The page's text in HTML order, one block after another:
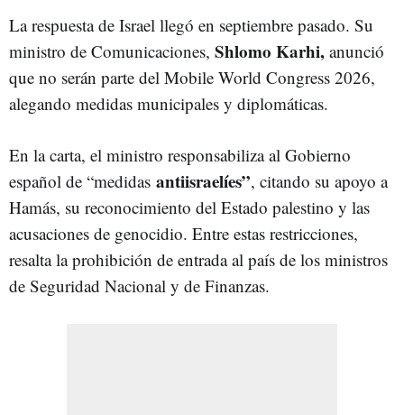
La respuesta de Israel llegó en septiembre pasado. Su
ministro de Comunicaciones, Shlomo Karhi, anunció
que no serán parte del Mobile World Congress 2026,
alegando medidas municipales y diplomáticas.
En la carta, el ministro responsabiliza al Gobierno
español de “medidas antiisraelíes”, citando su apoyo a
Hamás, su reconocimiento del Estado palestino y las
acusaciones de genocidio. Entre estas restricciones,
resalta la prohibición de entrada al país de los ministros
de Seguridad Nacional y de Finanzas.